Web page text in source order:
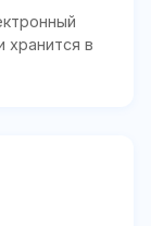
хранится в